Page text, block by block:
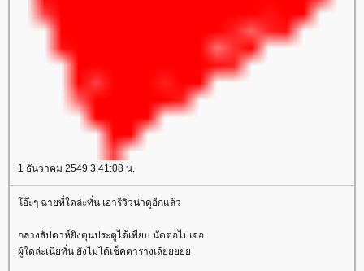
1 ธันวาคม 2549 3:41:08 น.
อ๊ะๆ ฉายที่ใดล่ะทั่น เอารีวิวน่าดูอีกแล้ว
กลางสัปดาห์ยิงตุนประตูได้เพียบ นัดต่อไปเจอ
ผู้ใดล่ะเนี่ยทั่น ยังไมได้เช็คตารางเล้